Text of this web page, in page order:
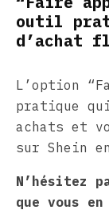
outil
d’achat
L’option
pratique
achats et
sur Shein
N’hésitez
que vous